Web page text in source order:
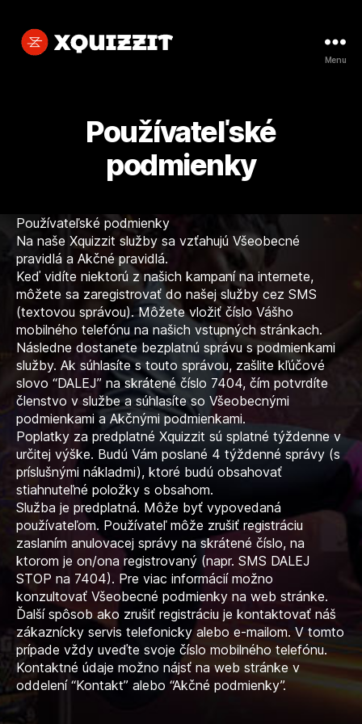
Menu
Používateľské
podmienky
Používateľské podmienky
Na naše Xquizzit služby sa vzťahujú Všeobecné
pravidlá a Akčné pravidlá.
Keď vidíte niektorú z našich kampaní na internete,
môžete sa zaregistrovať do našej služby cez SMS
(textovou správou). Môžete vložiť číslo Vášho
mobilného telefónu na našich vstupných stránkach.
Následne dostanete bezplatnú správu s podmienkami
služby. Ak súhlasíte s touto správou, zašlite kľúčové
slovo “DALEJ” na skrátené číslo 7404, čím potvrdíte
členstvo v službe a súhlasíte so Všeobecnými
podmienkami a Akčnými podmienkami.
Poplatky za predplatné Xquizzit sú splatné týždenne v
určitej výške. Budú Vám poslané 4 týždenné správy (s
príslušnými nákladmi), ktoré budú obsahovať
stiahnuteľné položky s obsahom.
Služba je predplatná. Môže byť vypovedaná
používateľom. Používateľ môže zrušiť registráciu
zaslaním anulovacej správy na skrátené číslo, na
ktorom je on/ona registrovaný (napr. SMS DALEJ
STOP na 7404). Pre viac informácií možno
konzultovať Všeobecné podmienky na web stránke.
Ďalší spôsob ako zrušiť registráciu je kontaktovať náš
zákaznícky servis telefonicky alebo e-mailom. V tomto
prípade vždy uveďte svoje číslo mobilného telefónu.
Kontaktné údaje možno nájsť na web stránke v
oddelení “Kontakt” alebo “Akčné podmienky”.